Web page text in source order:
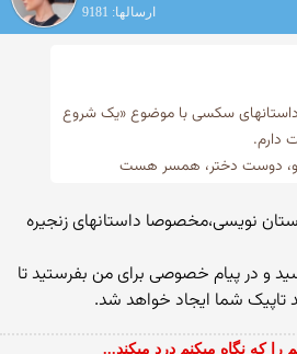
ارسالها: 9181
سکسی با موضوع «یک شروع
دوست دختر، همسر هست
و داستان نویسی،مخصوصا داستانهای زنجیره
و در پیام خصوصی برای من بفرستید تا
تاپیک شما ایجاد خواهد شد.
را که نگاه میکنم درد میکند...